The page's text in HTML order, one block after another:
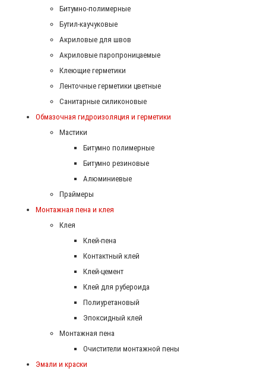
Битумно-полимерные
Бутил-каучуковые
Акриловые для швов
Акриловые паропроницаемые
Клеющие герметики
Ленточные герметики цветные
Санитарные силиконовые
Обмазочная гидроизоляция и герметики
Мастики
Битумно полимерные
Битумно резиновые
Алюминиевые
Праймеры
Монтажная пена и клея
Клея
Клей-пена
Контактный клей
Клей-цемент
Клей для рубероида
Полиуретановый
Эпоксидный клей
Монтажная пена
Очистители монтажной пены
Эмали и краски